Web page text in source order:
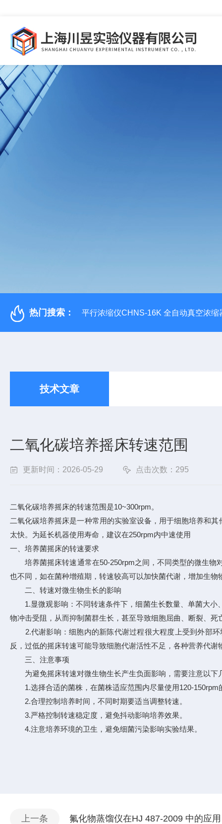
热门搜索： 平行浓缩仪CHNS-16K 全自动真空浓缩
技术文章
二氧化碳培养摇床转速范围
更新时间：2026-05-29 点击次数：295
二氧化碳培养摇床的转速范围是10~300rpm。
二氧化碳培养摇床是一种常用的实验室设备，用于细胞培养和
太快。为延长机器使用寿命，建议在250rpm内中速使用
一、培养菌摇床的转速要求
培养菌摇床转速通常在50-250rpm之间，不同类型的微生物
也不同，如在菌种增殖期，转速较高可以加快菌代谢，增加生
二、转速对微生物生长的影响
1.显微观影响：不同转速条件下，细菌生长数量、单菌大小
物冲击受阻，从而抑制菌群生长，甚至导致细胞屈曲、断裂、死
2.代谢影响：细胞内的新陈代谢过程很大程度上受到外部环
反，过低的摇床转速可能导致细胞代谢活性不足，各种营养代
三、注意事项
为避免摇床转速对微生物生长产生负面影响，需要注意以下
1.选择合适的菌株，在菌株适应范围内尽量使用120-150rpm
2.合理控制培养时间，不同时期要适当调整转速。
3.严格控制转速稳定度，避免抖动影响培养效果。
4.注意培养环境的卫生，避免细菌污染影响实验结果。
上一条 氟化物蒸馏仪在HJ 487-2009 中的应用